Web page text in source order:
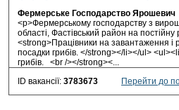
Фермерське Господарство Ярошевич
<p>Фермерському господарству з
області, Фастівський район на
<strong>Працівники на завантаження і
посадки грибів. </strong></li></ul>
грибів. <br /></strong><...
ID вакансії: 3783673 Перейти до